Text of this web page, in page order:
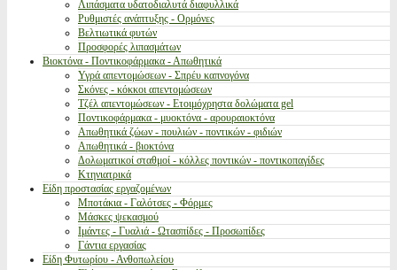
Λιπάσματα υδατοδιαλυτά διαφυλλικά
Ρυθμιστές ανάπτυξης - Ορμόνες
Βελτιωτικά φυτών
Προσφορές λιπασμάτων
Βιοκτόνα - Ποντικοφάρμακα - Απωθητικά
Υγρά απεντομώσεων - Σπρέυ καπνογόνα
Σκόνες - κόκκοι απεντομώσεων
Τζέλ απεντομώσεων - Ετοιμόχρηστα δολώματα gel
Ποντικοφάρμακα - μυοκτόνα - αρουραιοκτόνα
Απωθητικά ζώων - πουλιών - ποντικών - φιδιών
Απωθητικά - βιοκτόνα
Δολωματικοί σταθμοί - κόλλες ποντικών - ποντικοπαγίδες
Κτηνιατρικά
Είδη προστασίας εργαζομένων
Μποτάκια - Γαλότσες - Φόρμες
Μάσκες ψεκασμού
Ιμάντες - Γυαλιά - Ωτασπίδες - Προσωπίδες
Γάντια εργασίας
Είδη Φυτωρίου - Ανθοπωλείου